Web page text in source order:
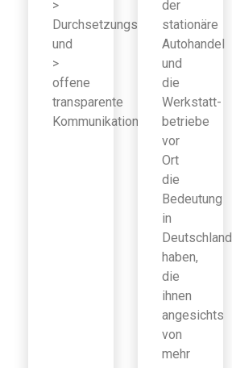
>
Durchsetzungsfähigkeit
und
>
offene
transparente
Kommunikation
der
stationäre
Autohandel
und
die
Werkstatt-
betriebe
vor
Ort
die
Bedeutung
in
Deutschland
haben,
die
ihnen
angesichts
von
mehr